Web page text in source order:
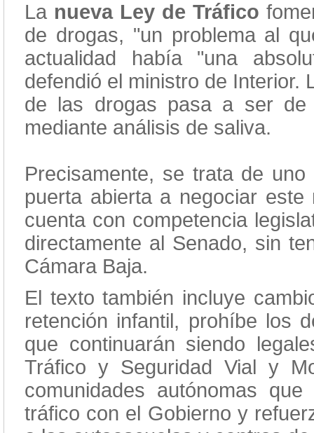
La nueva Ley de Tráfico
de drogas, "un problema al
actualidad había "una
defendió el ministro de Interior.
de las drogas pasa a ser
mediante análisis de saliva.
Precisamente, se trata de
puerta abierta a negociar
cuenta con competencia
directamente al Senado, sin
Cámara Baja.
El texto también incluye
retención infantil, prohíbe los
que continuarán siendo
Tráfico y Seguridad Vial y
comunidades autónomas
tráfico con el Gobierno y